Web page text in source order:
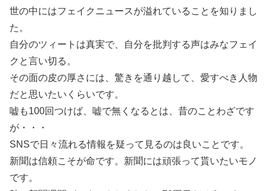
世の中にはフェイクニュースが溢れていることを知りまし
た。
自分のツィートは真実で、自分を批判する声はみなフェイ
クと言い切る。
その面の皮の厚さには、驚きを通り越して、愛すべき人物
だと思いたいくらいです。
嘘も100回つけば、嘘で無くなるとは、昔のことわざです
が・・・
SNSで日々流れる情報を疑って見るのは良いことです。
新聞は信頼こそが命です。新聞には頑張って貰いたいモノ
です。